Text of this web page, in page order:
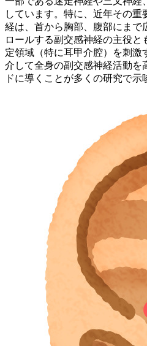
しています。特に、近年その
経は、首から胸部、腹部にまで
ロールする副交感神経の主役
定領域（特に耳甲介腔）を刺激
介して全身の副交感神経活動を
ドに導くことが多くの研究で示